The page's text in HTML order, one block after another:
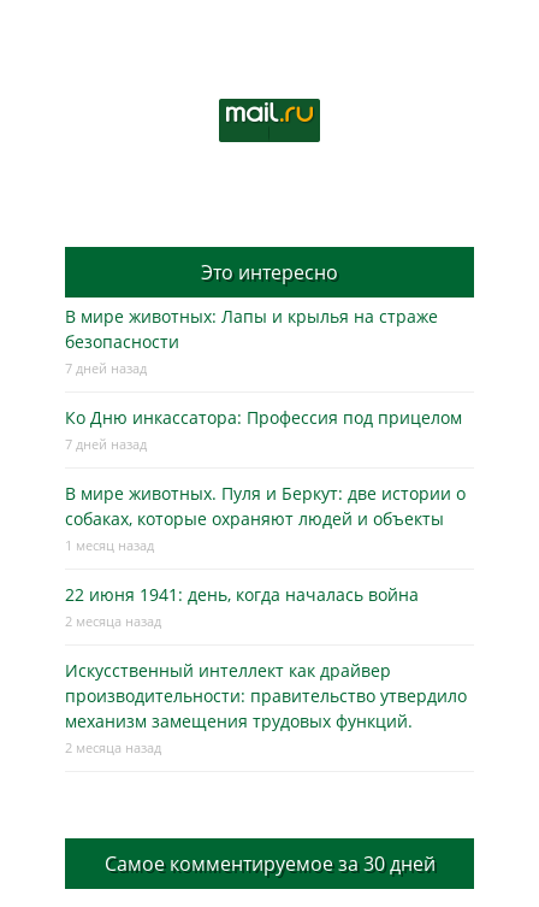
Это интересно
В мире животных: Лапы и крылья на страже
безопасности
7 дней назад
Ко Дню инкассатора: Профессия под прицелом
7 дней назад
В мире животных. Пуля и Беркут: две истории о
собаках, которые охраняют людей и объекты
1 месяц назад
22 июня 1941: день, когда началась война
2 месяца назад
Искусственный интеллект как драйвер
производительности: правительство утвердило
механизм замещения трудовых функций.
2 месяца назад
Самое комментируемое за 30 дней